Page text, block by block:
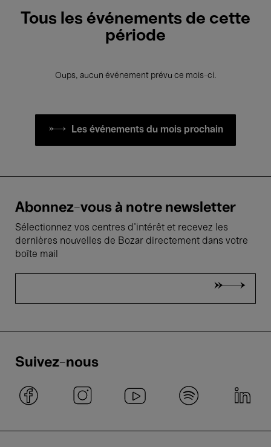
Tous les événements de cette
période
Oups, aucun événement prévu ce mois-ci.
Les événements du mois prochain
Abonnez-vous à notre newsletter
Sélectionnez vos centres d'intérêt et recevez les
dernières nouvelles de Bozar directement dans votre
boîte mail
Suivez-nous